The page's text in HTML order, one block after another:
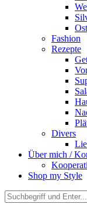
Fashion
Rezepte
Divers
Über mich /
Shop my Style